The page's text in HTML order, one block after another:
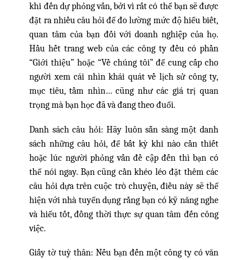
khi đến dự phỏng vấn, bởi vì rất có thể bạn sẽ được
đặt ra nhiều câu hỏi để đo lường mức độ hiểu biết,
quan tâm của bạn đối với doanh nghiệp của họ.
Hầu hết trang web của các công ty đều có phần
“Giới thiệu” hoặc “Về chúng tôi” để cung cấp cho
người xem cái nhìn khái quát về lịch sử công ty,
mục tiêu, tầm nhìn… cũng như các giá trị quan
trọng mà bạn học đã và đang theo đuổi.
Danh sách câu hỏi: Hãy luôn sẵn sàng một danh
sách những câu hỏi, để bất kỳ khi nào cần thiết
hoặc lúc người phỏng vấn đề cập đến thì bạn có
thể nói ngay. Bạn cũng cần khéo léo đặt thêm các
câu hỏi dựa trên cuộc trò chuyện, điều này sẽ thể
hiện với nhà tuyển dụng rằng bạn có kỹ năng nghe
và hiểu tốt, đồng thời thực sự quan tâm đến công
việc.
Giấy tờ tuỳ thân: Nếu bạn đến một công ty có văn